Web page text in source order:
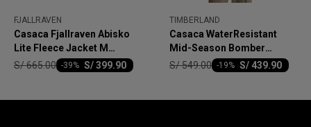
FJALLRAVEN
Casaca Fjallraven Abisko
Lite Fleece Jacket M
Hombre
S/399.90
-39
S/665.00
TIMBERLAND
Casaca WaterResistant
Mid-Season Bomber
Hombre
S/ 439.90
-19
S/549.00